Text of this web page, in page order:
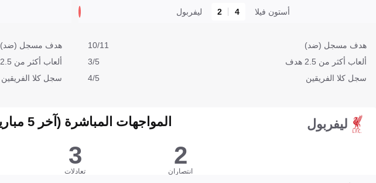
أستون فيلا 4
2 ليفربول
هدف مسجل (ضد)
10/11
ألعاب أكثر من 2.5 هدف
3/5
سجل كلا الفريقين
4/5
هدف مسجل (ضد)
ألعاب أكثر من 2.5 هدف
سجل كلا الفريقين
ليفربول المواجهات المباشرة (آخر 5 مباريات)
2
انتصاران
3
تعادلات